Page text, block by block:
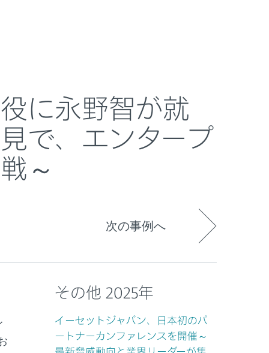
に永野智が就
で、エンタープ
～
次の事例へ
その他 2025年
イーセットジャパン、日本初のパ
ートナーカンファレンスを開催～